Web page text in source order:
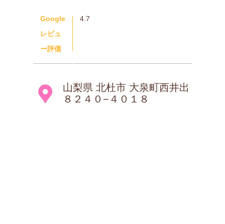
Google
レビュ
ー評価
4.7
山梨県 北杜市 大泉町西井出
８２４０−４０１８